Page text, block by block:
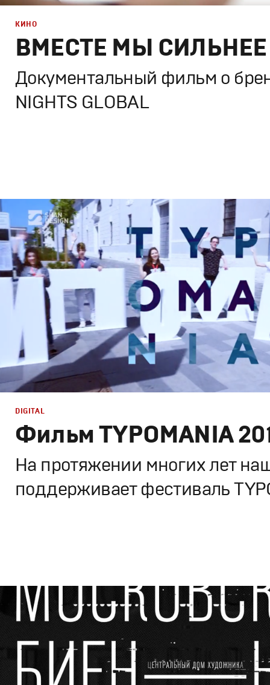
ВМЕСТЕ МЫ СИЛЬНЕЕ
Документальный фильм о
NIGHTS GLOBAL
Брендинг ,Кино
Спортивный брендинг , Cпортивное Документальное
КИНО
Фильм TYPOMANIA
На протяжении многих лет
поддерживает фестиваль
Документальное
DIGITAL